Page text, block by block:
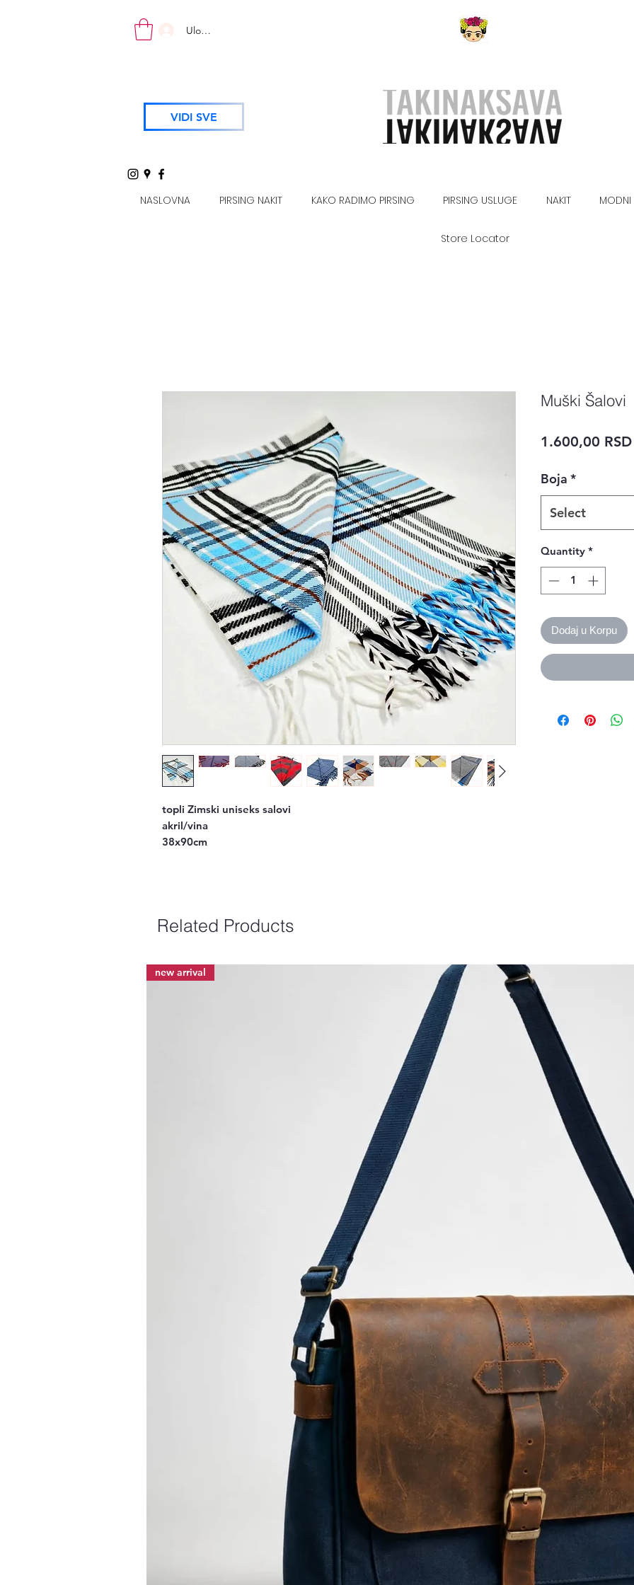
Uloguj se
VIDI SVE
NASLOVNA PIRSING NAKIT KAKO RADIMO PIRSING PIRSING USLUGE NAKIT MODNI
Store Locator
topli Zimski uniseks salovi
akril/vina
38x90cm
Muški Šalovi
1.600,00 RSD
Boja *
Select
Quantity *
Dodaj u Korpu
Related Products
new arrival